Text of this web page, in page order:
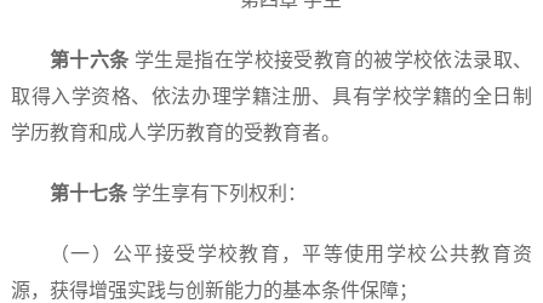
第十六条 学生是指在学校接受教育的被学校依法录取、
取得入学资格、依法办理学籍注册、具有学校学籍的全日制
学历教育和成人学历教育的受教育者。
第十七条学生享有下列权利：
（一）公平接受学校教育，平等使用学校公共教育资
源，获得增强实践与创新能力的基本条件保障；